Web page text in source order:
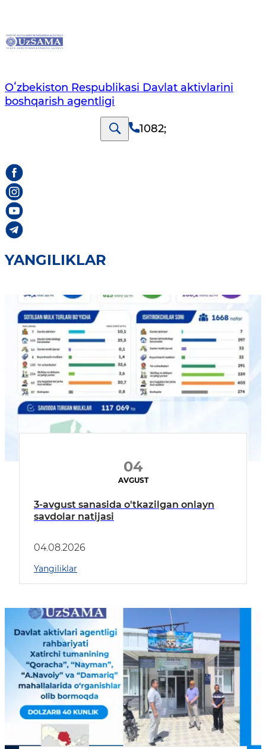
Oʻzbekiston Respublikasi Davlat aktivlarini
boshqarish agentligi
1082;
YANGILIKLAR
04
AVGUST
3-avgust sanasida o'tkazilgan onlayn
savdolar natijasi
04.08.2026
Yangiliklar